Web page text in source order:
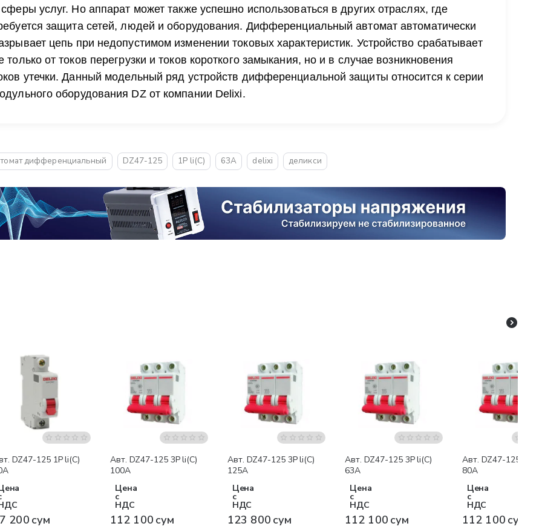
услуг. Но аппарат может также успешно использоваться в других отраслях, где
защита сетей, людей и оборудования. Дифференциальный автомат автоматически
цепь при недопустимом изменении токовых характеристик. Устройство срабатывает
только от токов перегрузки и токов короткого замыкания, но и в случае возникновения
утечки. Данный модельный ряд устройств дифференциальной защиты относится к серии
оборудования DZ от компании Delixi.
дифференциальный DZ47-125 1P li(C) 63A delixi деликси
DZ47-125 1P li(C)
200 сум
Авт. DZ47-125 3P li(C)
100A
Цена
с
НДС
112 100 сум
Авт. DZ47-125 3P li(C)
125A
Цена
с
НДС
123 800 сум
Авт. DZ47-125 3P li(C)
63A
Цена
с
НДС
112 100 сум
Авт. DZ47-125 3P
80A
Цена
с
НДС
112 100 сум